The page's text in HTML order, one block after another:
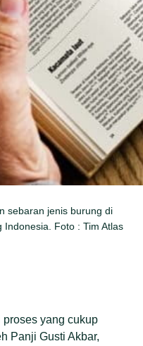
sebaran jenis burung di
Indonesia. Foto : Tim Atlas
yang cukup
Panji Gusti Akbar,